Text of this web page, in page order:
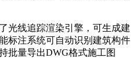
光线追踪渲染引擎，可生成建
标注系统可自动识别建筑构件
批量导出DWG格式施工图